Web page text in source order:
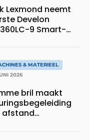
Lexmond neemt
Develon
9 Smart-
& MATERIEEL
2026
bril maakt
afstand